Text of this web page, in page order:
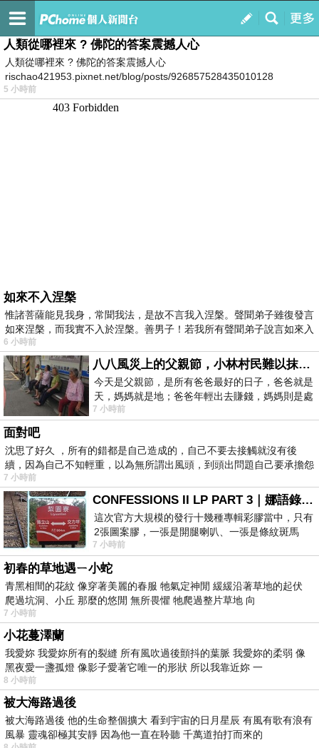
我的
最新文章
人類從哪裡來 ? 佛陀的答案震撼人心
人類從哪裡來 ? 佛陀的答案震撼人心
rischao421953.pixnet.net/blog/posts/926857528435010128
5 小時前
如來不入涅槃
惟諸菩薩能見我身，常聞我法，是故不言我入涅槃。聲聞弟子雖復發言
如來涅槃，而我實不入於涅槃。善男子！若我所有聲聞弟子說言如來入
6 小時前
八八風災上的父親節，小林村民難以抹滅的痛
今天是父親節，是所有爸爸最好的日子，爸爸就是
天，媽媽就是地；爸爸年輕出去賺錢，媽媽則是處
理家務，職業不分高低貴賤，只有人品才
7 小時前
面對吧
沈思了好久 ，所有的錯都是自己造成的，自己不要去接觸就沒有後
續，因為自己不知輕重，以為無所謂出風頭，到頭出問題自己要承擔怨
不
7 小時前
CONFESSIONS II LP PART 3｜娜語錄II LP PART 3
這次官方大規模的發行十幾種專輯彩膠當中，只有
2張圖案膠，一張是開腿喇叭、一張是條紋斑馬
版；目前官網上只剩澳洲商店AU STORE
7 小時前
初春的草地遇ㄧ小蛇
青黑相間的花紋 像穿著美麗的春服 牠氣定神閒 緩緩沿著草地的起伏
爬過坑洞、小丘 那麼的悠閒 無所畏懼 牠爬過整片草地 向
7 小時前
小花蔓澤蘭
我愛妳 我愛妳所有的裂縫 所有風吹過後顫抖的葉脈 我愛妳的柔弱 像
黑夜愛一盞孤燈 像影子愛著它唯一的形狀 所以我靠近妳 一
8 小時前
被大海路過後
被大海路過後 他的生命整個擴大 看到宇宙的日月星辰 有風有歌有浪有
風暴 靈魂卻極其安靜 因為他一直在聆聽 千萬道拍打而來的